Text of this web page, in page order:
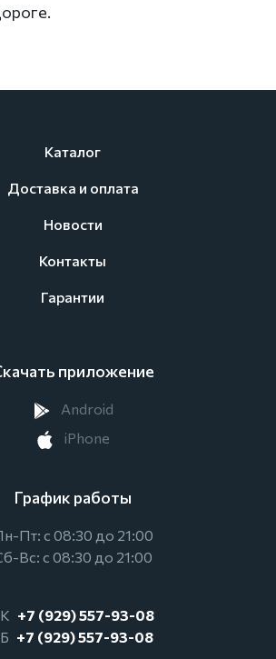
Каталог
Доставка и оплата
Новости
Контакты
Гарантии
приложение
Android
iPhone
График работы
Пт: с 08:30 до 21:00
Вс: с 08:30 до 21:00
+7 (929) 557-93-08
+7 (929) 557-93-08